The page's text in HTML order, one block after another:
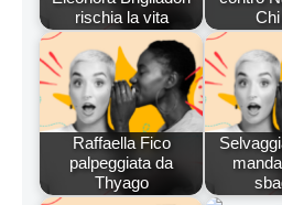
rischia la vita
Raffaella Fico
palpeggiata da
Thyago